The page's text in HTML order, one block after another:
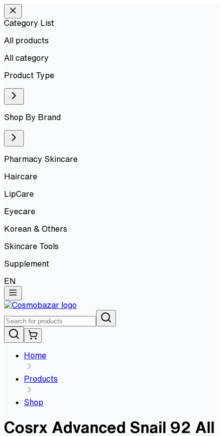
Category List
All products
All category
Product Type
Shop By Brand
Pharmacy Skincare
Haircare
LipCare
Eyecare
Korean & Others
Skincare Tools
Supplement
EN
Home
Products
Shop
Cosrx Advanced Snail 92 All